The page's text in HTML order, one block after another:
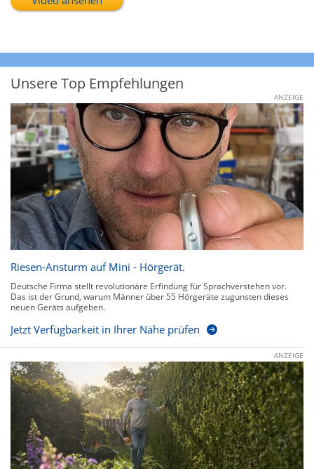
Unsere Top Empfehlungen
ANZEIGE
Riesen-Ansturm auf Mini - Hörgerät.
Deutsche Firma stellt revolutionäre Erfindung für Sprachverstehen vor.
Das ist der Grund, warum Männer über 55 Hörgeräte zugunsten dieses
neuen Geräts aufgeben.
Jetzt Verfügbarkeit in Ihrer Nähe prüfen
ANZEIGE